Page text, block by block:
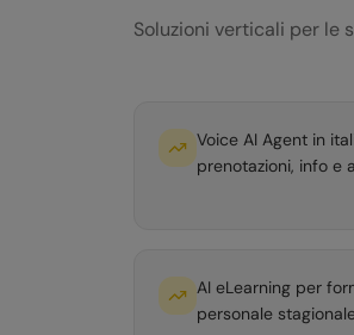
Soluzioni verticali per le
Voice AI Agent in
prenotazioni, info e
AI eLearning per
personale